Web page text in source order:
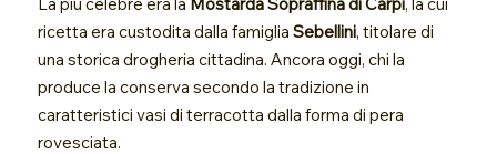
ricetta era custodita dalla famigliaSebellini, titolare di
una storica drogheria cittadina. Ancora oggi, chi la
produce la conserva secondo la tradizione in
caratteristici vasi di terracotta dalla forma di pera
rovesciata.